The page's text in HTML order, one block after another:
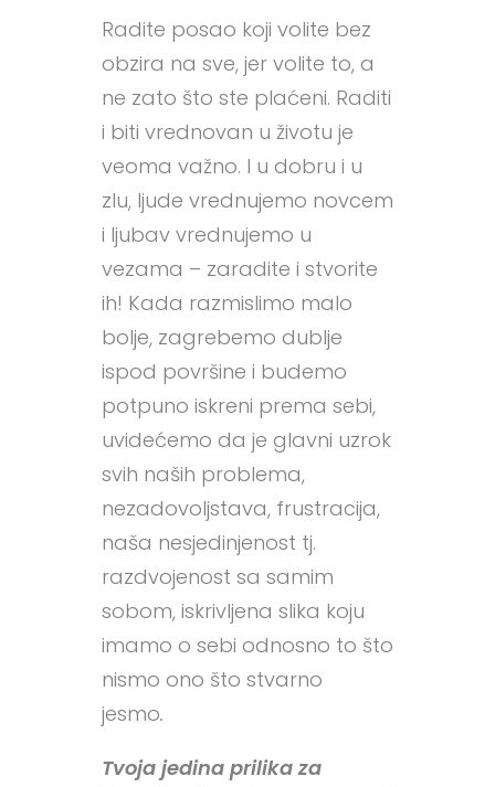
Radite posao koji volite bez
obzira na sve, jer volite to, a
ne zato što ste plaćeni. Raditi
i biti vrednovan u životu je
veoma važno. I u dobru i u
zlu, ljude vrednujemo novcem
i ljubav vrednujemo u
vezama – zaradite i stvorite
ih! Kada razmislimo malo
bolje, zagrebemo dublje
ispod površine i budemo
potpuno iskreni prema sebi,
uvidećemo da je glavni uzrok
svih naših problema,
nezadovoljstava, frustracija,
naša nesjedinjenost tj.
razdvojenost sa samim
sobom, iskrivljena slika koju
imamo o sebi odnosno to što
nismo ono što stvarno
jesmo.
Tvoja jedina prilika za